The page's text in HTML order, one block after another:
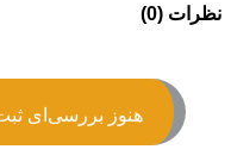
نظرات (0)
هنوز بررسی‌ای